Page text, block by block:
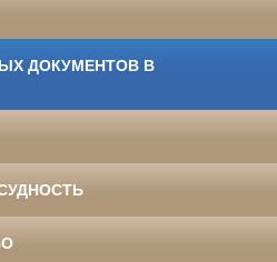
ДОКУМЕНТОВ В